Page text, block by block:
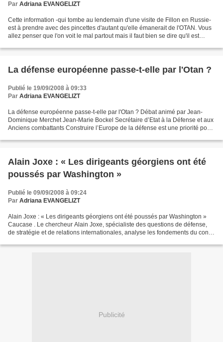
Par Adriana EVANGELIZT
Cette information -qui tombe au lendemain d'une visite de Fillon en Russie-
est à prendre avec des pincettes d'autant qu'elle émanerait de l'OTAN. Vous
allez penser que l'on voit le mal partout mais il faut bien se dire qu'il est
La défense européenne passe-t-elle par l'Otan ?
Publié le 19/09/2008 à 09:33
Par Adriana EVANGELIZT
La défense européenne passe-t-elle par l'Otan ? Débat animé par Jean-
Dominique Merchet Jean-Marie Bockel Secrétaire d’Etat à la Défense et aux
Anciens combattants Construire l’Europe de la défense est une priorité pour
Alain Joxe : « Les dirigeants géorgiens ont été
poussés par Washington »
Publié le 09/09/2008 à 09:24
Par Adriana EVANGELIZT
Alain Joxe : « Les dirigeants géorgiens ont été poussés par Washington »
Caucase . Le chercheur Alain Joxe, spécialiste des questions de défense,
de stratégie et de relations internationales, analyse les fondements du conflit
Publicité